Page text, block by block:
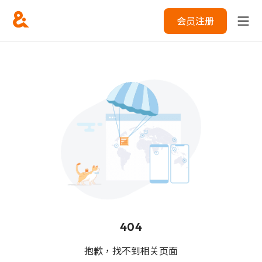
会员注册
404
抱歉，找不到相关页面